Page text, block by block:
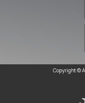
Copyright ©